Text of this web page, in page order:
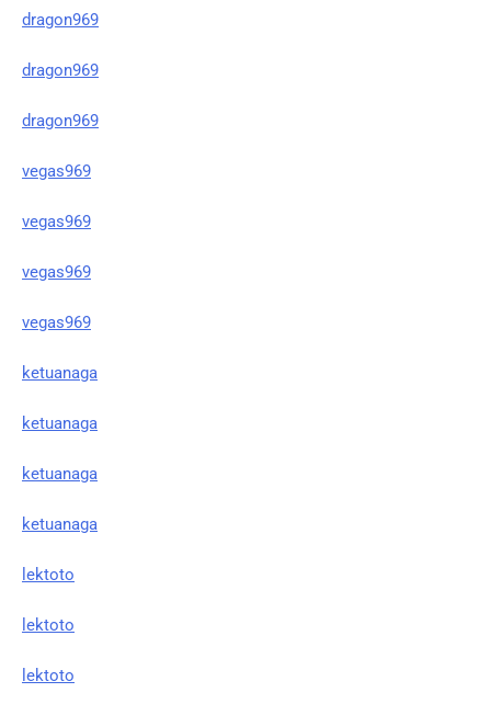
dragon969
dragon969
dragon969
vegas969
vegas969
vegas969
vegas969
ketuanaga
ketuanaga
ketuanaga
ketuanaga
lektoto
lektoto
lektoto